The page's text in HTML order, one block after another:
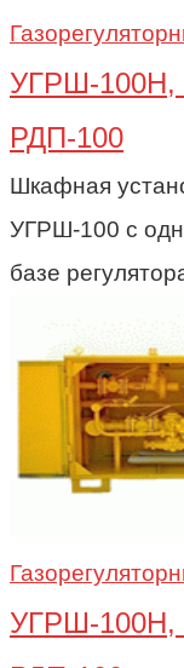
УГРШ-100Н,
РДП-100
Шкафная
УГРШ-100 с
базе
УГРШ-100Н,